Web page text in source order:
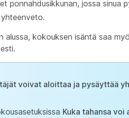
ponnahdusikkunan, jossa sinua
kokouksen isäntä saa
voivat aloittaa ja pysäyttää
Kuka tahansa